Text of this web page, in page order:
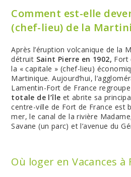
Comment est-elle
(chef-lieu) de la
Après l’éruption volcanique de la
détruit Saint Pierre en 1902, Fort
la « capitale » (chef-lieu)
Martinique. Aujourd’hui,
Lamentin-Fort de France regroupe
totale de l’île et abrite sa
centre-ville de Fort de France est
mer, le canal de la rivière
Savane (un parc) et l’avenue du
Où loger en Vacances à